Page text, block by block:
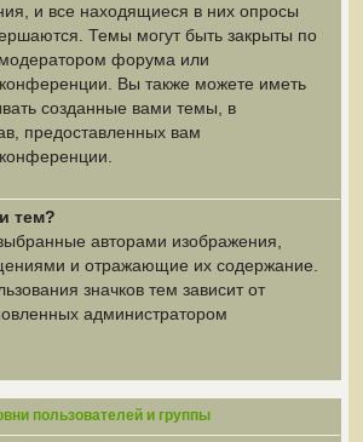
и все находящиеся в них опросы
Темы могут быть закрыты по
форума или
Вы также можете иметь
созданные вами темы, в
предоставленных вам
тем?
авторами изображения,
и отражающие их содержание.
значков тем зависит от
администратором
пользователей и группы